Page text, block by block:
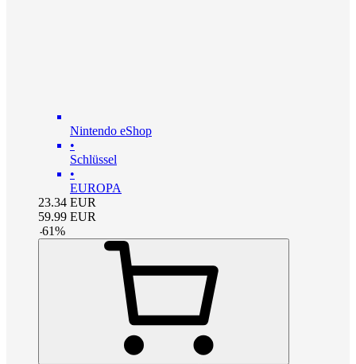
Nintendo eShop
•
Schlüssel
•
EUROPA
23.34 EUR
59.99 EUR
-61%